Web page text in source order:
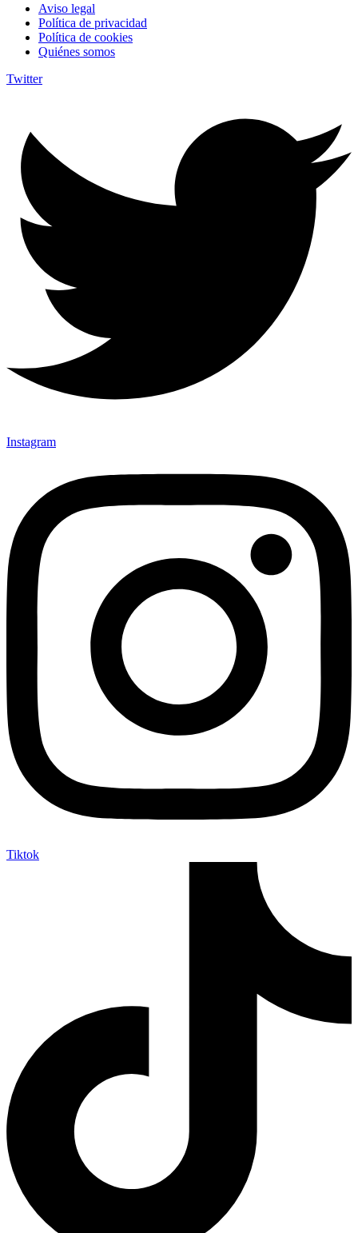
Aviso legal
Política de privacidad
Política de cookies
Quiénes somos
Twitter
Instagram
Tiktok